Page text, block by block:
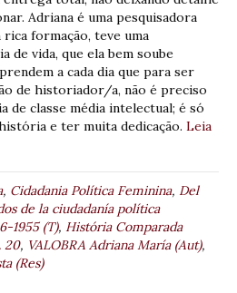
Adriana é uma pesquisadora
formação, teve uma
de vida, que ela bem soube
a cada dia que para ser
de historiador/a, não é preciso
de classe média intelectual; é só
e ter muita dedicação. Leia
, Cidadania Política Feminina, Del
de la ciudadanía política
1955 (T), História Comparada
20, VALOBRA Adriana María (Aut),
(Res)